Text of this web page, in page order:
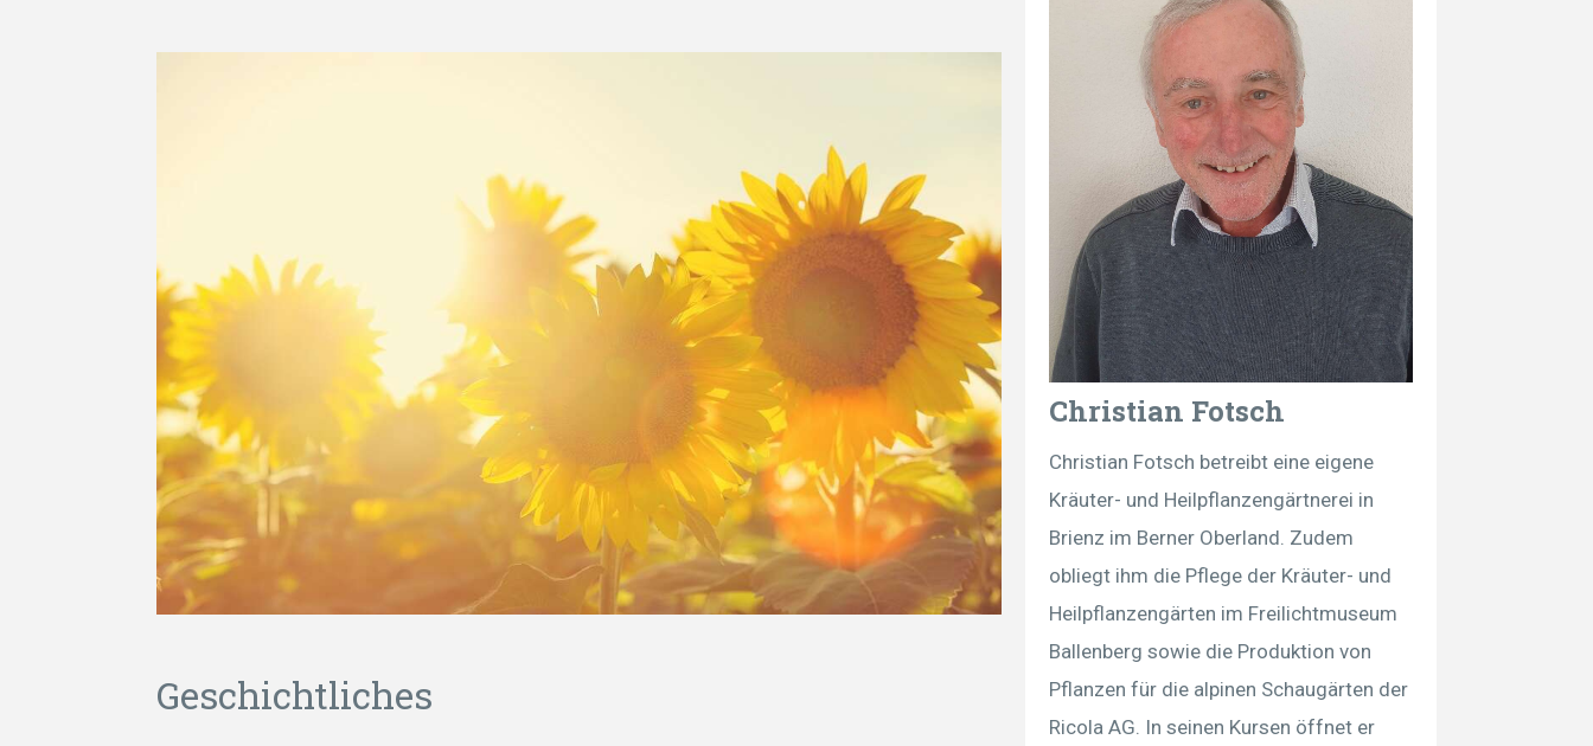
Geschichtliches
Christian Fotsch
Christian Fotsch betreibt eine eigene
Kräuter- und Heilpflanzengärtnerei in
Brienz im Berner Oberland. Zudem
obliegt ihm die Pflege der Kräuter- und
Heilpflanzengärten im Freilichtmuseum
Ballenberg sowie die Produktion von
Pflanzen für die alpinen Schaugärten der
Ricola AG. In seinen Kursen öffnet er